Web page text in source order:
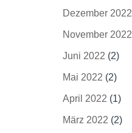
Dezember 2022
November 2022
Juni 2022 (2)
Mai 2022 (2)
April 2022 (1)
März 2022 (2)